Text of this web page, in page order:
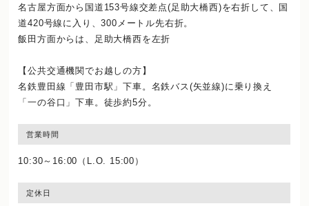
名古屋方面から国道153号線交差点(足助大橋西)を右折して、国
道420号線に入り、300メートル先右折。
飯田方面からは、足助大橋西を左折
【公共交通機関でお越しの方】
名鉄豊田線「豊田市駅」下車。名鉄バス(矢並線)に乗り換え
「一の谷口」下車。徒歩約5分。
営業時間
10:30～16:00（L.O. 15:00）
定休日